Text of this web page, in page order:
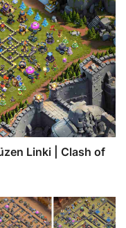
Linki | Clash of